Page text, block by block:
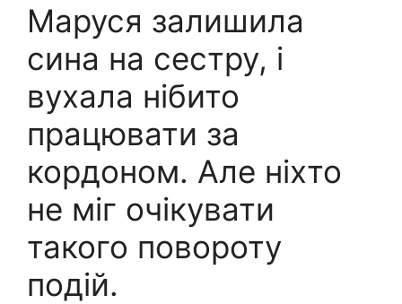
Маруся залишила
сина на сестру, і
вухала нібито
працювати за
кордоном. Але ніхто
не міг очікувати
такого повороту
подій.